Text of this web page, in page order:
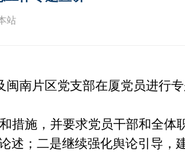
站
闽南片区党支部在厦党员进行
和措施 ，并要求党员干部和全体
述；二是继续强化舆论引导，